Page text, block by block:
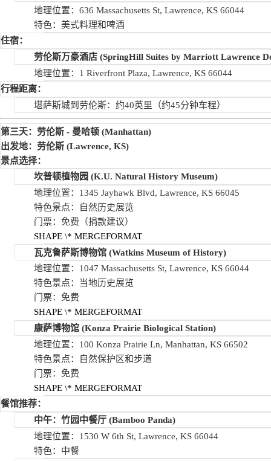
地理位置：636 Massachusetts St, Lawrence, KS 66044
特色：美式料理和啤酒
住宿：
劳伦斯万豪酒店(SpringHill Suites by Marriott Lawrence
地理位置：1 Riverfront Plaza, Lawrence, KS 66044
行程距离：
堪萨斯城到劳伦斯：约40英里（约45分钟车程）
第三天：劳伦斯 - 曼哈顿 (Manhattan)
出发地：劳伦斯 (Lawrence, KS)
景点选择：
坎普顿植物园 (K.U. Natural History Museum)
地理位置：1345 Jayhawk Blvd, Lawrence, KS 66045
特色景点：自然历史展览
门票：免费（捐款建议）
SHAPE \* MERGEFORMAT
瓦克鲁萨斯博物馆(Watkins Museum of History)
地理位置：1047 Massachusetts St, Lawrence, KS 66044
特色景点：当地历史展览
门票：免费
SHAPE \* MERGEFORMAT
康萨博物馆(Konza Prairie Biological Station)
地理位置：100 Konza Prairie Ln, Manhattan, KS 66502
特色景点：自然保护区和步道
门票：免费
SHAPE \* MERGEFORMAT
餐馆推荐：
中午：竹园中餐厅(Bamboo Panda)
地理位置：1530 W 6th St, Lawrence, KS 66044
特色：中餐